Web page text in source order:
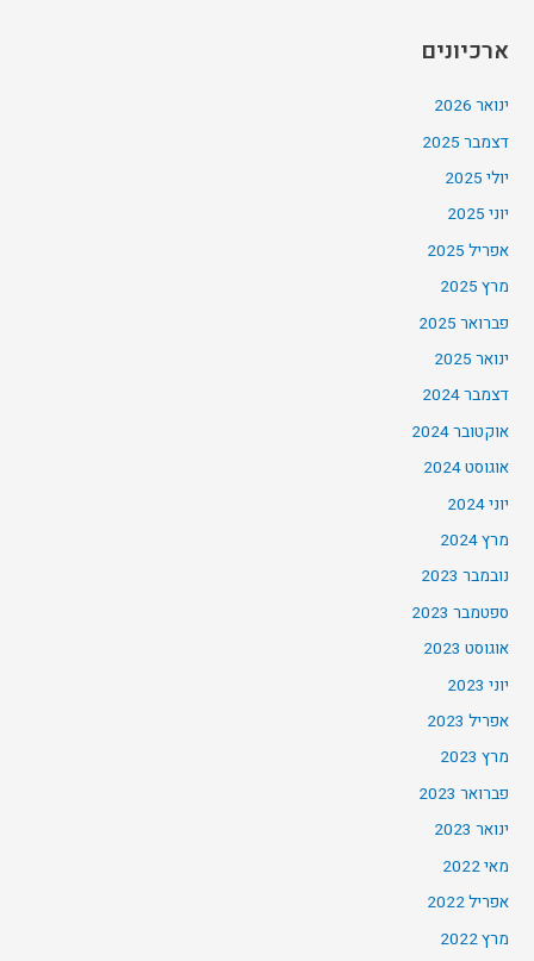
ארכיונים
ינואר 2026
דצמבר 2025
יולי 2025
יוני 2025
אפריל 2025
מרץ 2025
פברואר 2025
ינואר 2025
דצמבר 2024
אוקטובר 2024
אוגוסט 2024
יוני 2024
מרץ 2024
נובמבר 2023
ספטמבר 2023
אוגוסט 2023
יוני 2023
אפריל 2023
מרץ 2023
פברואר 2023
ינואר 2023
מאי 2022
אפריל 2022
מרץ 2022